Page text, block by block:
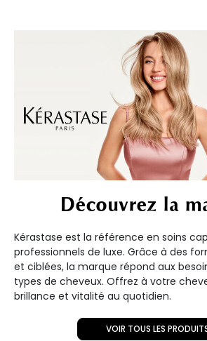
Découvrez la
Kérastase est la référence en soins
professionnels de luxe. Grâce à des
et ciblées, la marque répond aux
types de cheveux. Offrez à votre
brillance et vitalité au quotidien.
VOIR TOUS LES